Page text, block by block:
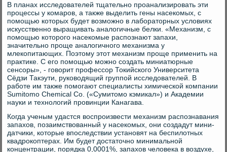
В планах исследователей тщательно проанализировать эти
процессы у комаров, а также выделить гены насекомых, с
помощью которых будет возможно в лабораторных условиях
искусственно выращивать аналогичные белки. «Механизм, с
помощью которого насекомые распознают запахи,
значительно проще аналогичного механизма у
млекопитающих. Поэтому этот механизм проще применить на
практике. С его помощью можно создать миниатюрные
сенсоры», - говорит профессор Токийского Университета
Сёдзи Такэути, руководящий группой исследователей. В
работе им также помогают специалисты химической компании
Sumitomo Chemical Co. («Сумитомо кэмикал») и Академии
науки и технологий провинции Канагава.
Когда ученым удастся воспроизвести механизм распознавания
запахов, позаимствованный у насекомых, они создадут мини-
датчики, которые впоследствии установят на беспилотных
квадрокоптерах. Им будет достаточно минимальной
концентрации, порядка 0,0001%, запахов человека в воздухе,